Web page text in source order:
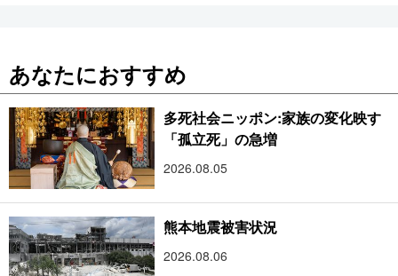
あなたにおすすめ
多死社会ニッポン:家族の変化映す
「孤立死」の急増
2026.08.05
熊本地震被害状況
2026.08.06